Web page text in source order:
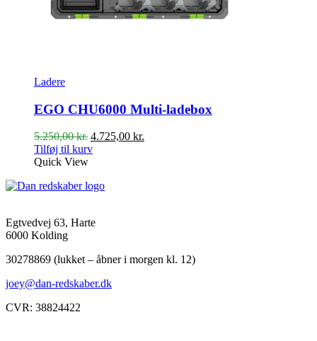
Ladere
EGO CHU6000 Multi-ladebox
5.250,00kr. Den
oprindelige
5.250,00 kr..
4.725,00 kr.
Tilføj til kurv
Quick View
Egtvedvej 63, Harte
6000 Kolding
30278869 (lukket – åbner i morgen kl. 12)
joey@dan-redskaber.dk
CVR: 38824422